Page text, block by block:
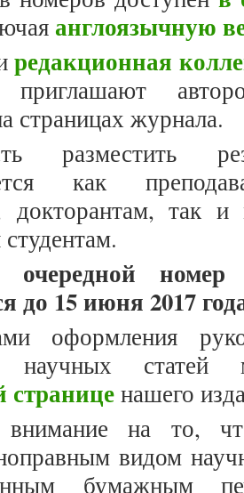
англоязычную
редакционная
приглашают
страницах журнала.
разместить
как
докторантам, так
очередной
до 15 июня 2017
оформления
научных
страниценашего
на то,
видом
бумажным